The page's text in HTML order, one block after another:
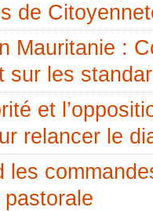
de
Mauritanie :
sur les
et
relancer le
les